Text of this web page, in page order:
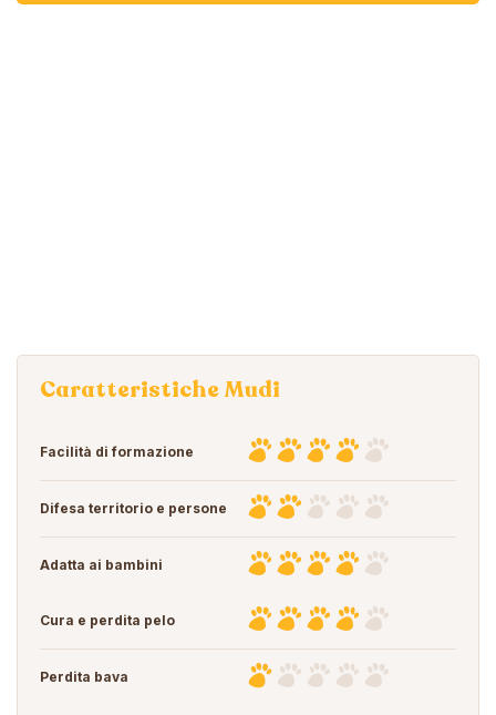
Caratteristiche Mudi
Facilità di formazione
Difesa territorio e persone
Adatta ai bambini
Cura e perdita pelo
Perdita bava